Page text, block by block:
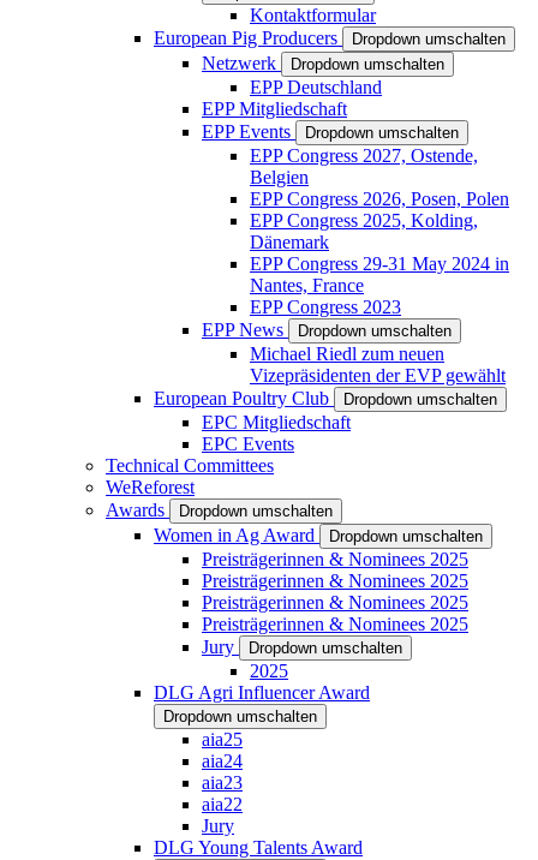
Kontaktformular
European Pig Producers
Dropdown umschalten
Netzwerk Dropdown umschalten
EPP Deutschland
EPP Mitgliedschaft
EPP Events
Dropdown umschalten
EPP Congress 2027, Ostende,
Belgien
EPP Congress 2026, Posen, Polen
EPP Congress 2025, Kolding,
Dänemark
EPP Congress 29-31 May 2024 in
Nantes, France
EPP Congress 2023
EPP News
Dropdown umschalten
Michael Riedl zum neuen
Vizepräsidenten der EVP gewählt
European Poultry Club
Dropdown umschalten
EPC Mitgliedschaft
EPC Events
Technical Committees
WeReforest
Awards
Dropdown umschalten
Women in Ag Award Dropdown umschalten
Preisträgerinnen & Nominees 2025
Preisträgerinnen & Nominees 2025
Preisträgerinnen & Nominees 2025
Preisträgerinnen & Nominees 2025
Jury
Dropdown umschalten
2025
DLG Agri Influencer Award
Dropdown umschalten
aia25
aia24
aia23
aia22
Jury
DLG Young Talents Award